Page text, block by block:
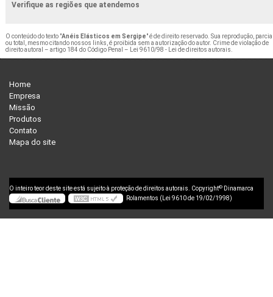
Verifique as regiões que atendemos
O conteúdo do texto "Anéis Elásticos em Sergipe" é de direito reservado. Sua reprodução,
ou total, mesmo citando nossos links, é proibida sem a autorização do autor. Crime de violação de
direito autoral – artigo 184 do Código Penal – Lei 9610/98 - Lei de direitos autorais.
Home
Empresa
Missão
Produtos
Contato
Mapa do site
O inteiro teor deste site está sujeito à proteção de direitos autorais. Copyright© Dinamarca
Rolamentos (Lei 9610 de 19/02/1998)